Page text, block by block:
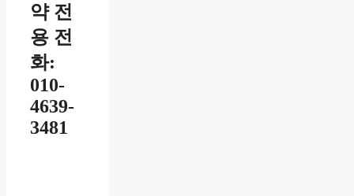
약 전
용 전
화:
010-
4639-
3481